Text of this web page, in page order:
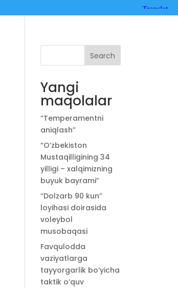
Search
Yangi
maqolalar
“Temperamentni
aniqlash”
“O’zbekiston
Mustaqilligining 34
yilligi – xalqimizning
buyuk bayrami”
“Dolzarb 90 kun”
loyihasi doirasida
voleybol
musobaqasi
Favqulodda
vaziyatlarga
tayyorgarlik bo‘yicha
taktik o‘quv